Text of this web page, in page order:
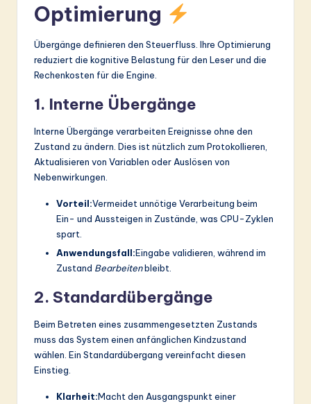
Optimierung
Übergänge definieren den Steuerfluss. Ihre Optimierung
reduziert die kognitive Belastung für den Leser und die
Rechenkosten für die Engine.
1. Interne Übergänge
Interne Übergänge verarbeiten Ereignisse ohne den
Zustand zu ändern. Dies ist nützlich zum Protokollieren,
Aktualisieren von Variablen oder Auslösen von
Nebenwirkungen.
Vorteil:Vermeidet unnötige Verarbeitung beim
Ein- und Aussteigen in Zustände, was CPU-Zyklen
spart.
Anwendungsfall:Eingabe validieren, während im
Zustand Bearbeitenbleibt.
2. Standardübergänge
Beim Betreten eines zusammengesetzten Zustands
muss das System einen anfänglichen Kindzustand
wählen. Ein Standardübergang vereinfacht diesen
Einstieg.
Klarheit:Macht den Ausgangspunkt einer